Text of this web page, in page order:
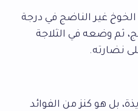
غير الناضج في درجة
ثم وضعه في الثلاجة
نضارته.
بل هو كنز من الفوائد